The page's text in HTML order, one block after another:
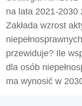
na lata 2021-2030
Zakłada wzrost
przewiduje? Ile
dla osób
ma wynosić w